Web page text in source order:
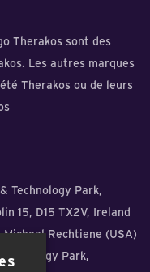
Therakos sont des
Les autres marques
Therakos ou de leurs
Technology Park,
15, D15 TX2V, Ireland
Rechtiene (USA)
Park,